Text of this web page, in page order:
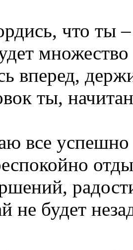
что ты
вперед,
ты,
все успешно
не будет